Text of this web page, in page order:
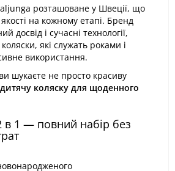
розташоване у Швеції, що
на кожному етапі. Бренд
досвід і сучасні технології,
які служать роками і
використання.
шукаєте не просто красиву
коляску для щоденного
в 1 — повний набір без